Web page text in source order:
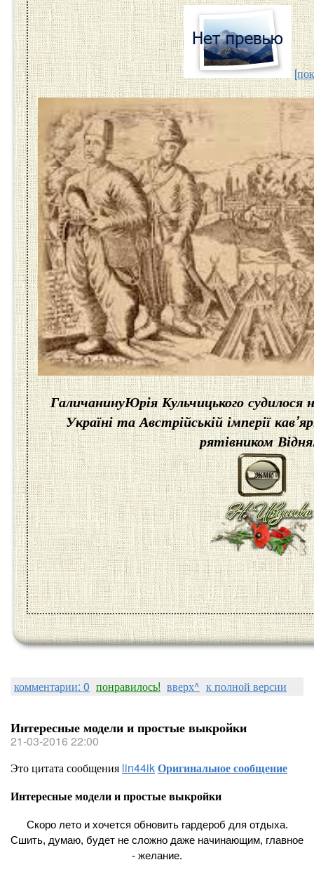
ГаличанинуЮрія Кульчицькогосудилося
Україні та Австрійській імперії
рятівником
комментарии: 0 понравилось! вверх^ к полной версии
Интересные модели и простые выкройки
21-03-2016 22:00
Это цитата сообщения lin44ikОригинальное сообщение
Интересные модели и простые выкройки
Скоро лето и хочется обновить гардероб для отдыха.
Сшить, думаю, будет не сложно даже начинающим, главное
- желание.